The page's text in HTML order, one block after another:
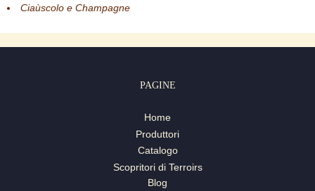
Ciaùscolo e Champagne
PAGINE
Home
Produttori
Catalogo
Scopritori di Terroirs
Blog